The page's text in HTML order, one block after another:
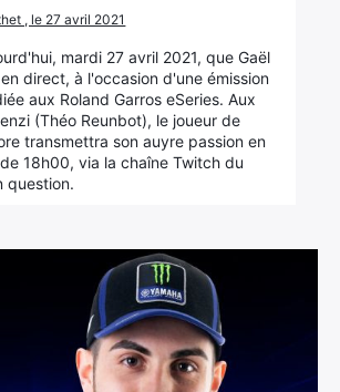
, le 27 avril 2021
mardi 27 avril 2021, que Gaël
direct, à l'occasion d'une émission
aux Roland Garros eSeries. Aux
(Théo Reunbot), le joueur de
transmettra son auyre passion en
18h00, via la chaîne Twitch du
question.